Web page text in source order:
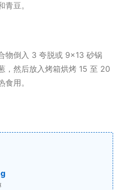
豆。
物倒入 3 夸脱或 9×13 砂锅
，然后放入烤箱烘烤 15 至 20
用。